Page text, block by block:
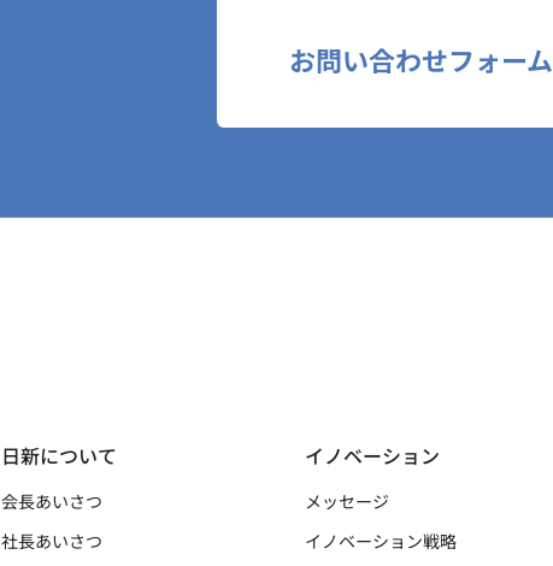
お問い合わせフォーム
日新について
会長あいさつ
社長あいさつ
イノベーション
メッセージ
イノベーション戦略